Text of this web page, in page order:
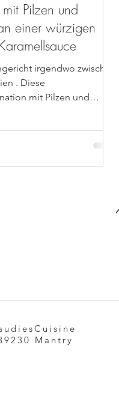
Pilzen und
einer würzigen
zwischen
mit Pilzen und
Mantry